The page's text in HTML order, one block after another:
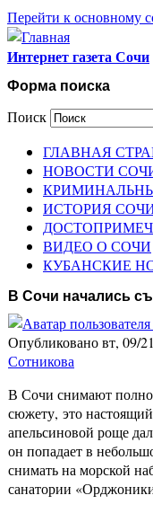
Перейти к основному
Интернет газета Сочи
Форма поиска
Поиск
ГЛАВНАЯ
НОВОСТИ
ИСТОРИЯ
ВИДЕО О СОЧИ
КУБАНСКИЕ
В Сочи начались
Опубликовано вт, 09/
Сотникова
В Сочи снимают
сюжету, это
апельсиновой роще
он попадает в
снимать на морской
санатории